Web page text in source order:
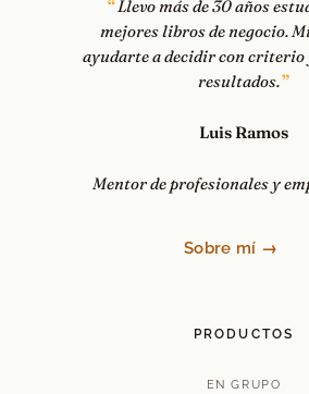
Llevo más de 30 años
mejores libros de negocio.
ayudarte a decidir con criterio
resultados.
Luis Ramos
Mentor de profesionales y
Sobre mí →
PRODUCTOS
EN GRUPO